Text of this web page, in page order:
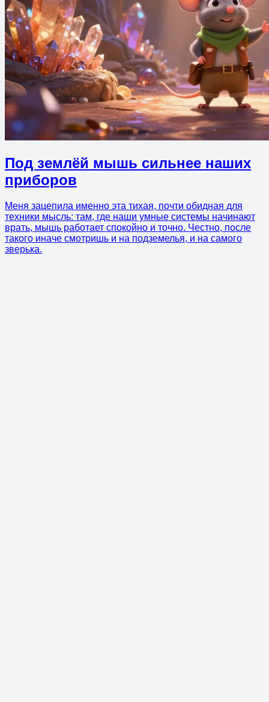
Под землёй мышь сильнее наших
приборов
Меня зацепила именно эта тихая, почти обидная для
техники мысль: там, где наши умные системы начинают
врать, мышь работает спокойно и точно. Честно, после
такого иначе смотришь и на подземелья, и на самого
зверька.